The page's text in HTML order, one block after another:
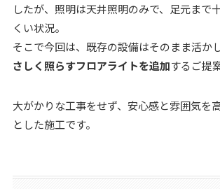
したが、照明は天井照明のみで、足元まで
くい状況。
そこで今回は、既存の設備はそのまま活かし
さしく照らすフロアライトを追加するご提
大がかりな工事をせず、安心感と雰囲気を
とした施工です。